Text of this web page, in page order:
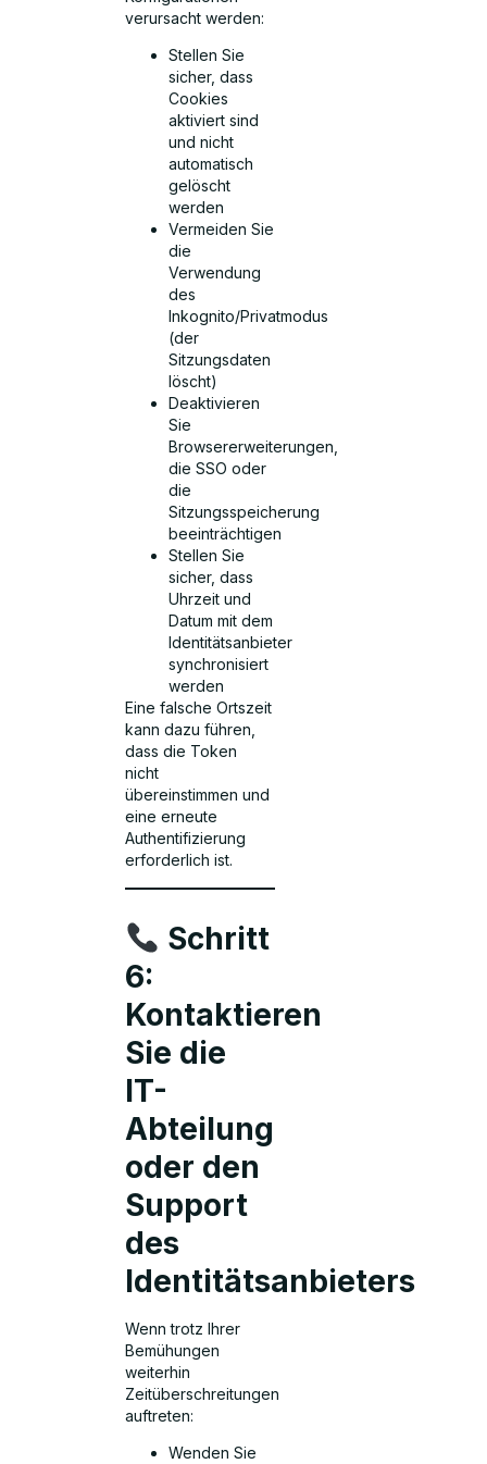
verursacht werden:
Stellen Sie
sicher, dass
Cookies
aktiviert sind
und nicht
automatisch
gelöscht
werden
Vermeiden Sie
die
Verwendung
des
Inkognito/Privatmodus
(der
Sitzungsdaten
löscht)
Deaktivieren
Sie
Browsererweiterungen,
die SSO oder
die
Sitzungsspeicherung
beeinträchtigen
Stellen Sie
sicher, dass
Uhrzeit und
Datum mit dem
Identitätsanbieter
synchronisiert
werden
Eine falsche Ortszeit
kann dazu führen,
dass die Token
nicht
übereinstimmen und
eine erneute
Authentifizierung
erforderlich ist.
Schritt
6:
Kontaktieren
Sie die
IT-
Abteilung
oder den
Support
des
Identitätsanbieters
Wenn trotz Ihrer
Bemühungen
weiterhin
Zeitüberschreitungen
auftreten:
Wenden Sie